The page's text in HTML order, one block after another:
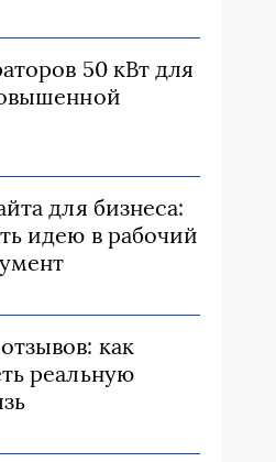
50 кВт для
для бизнеса:
идею в рабочий
как
реальную